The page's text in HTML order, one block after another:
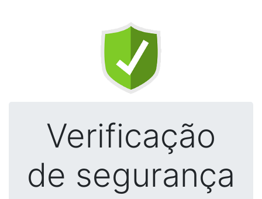
Verificação
de segurança